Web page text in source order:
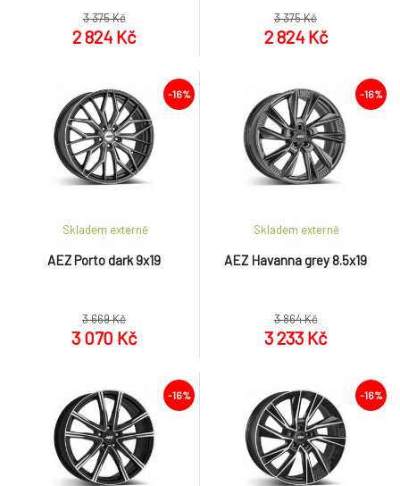
3 375 Kč
2 824 Kč
3 375 Kč
2 824 Kč
-16%
AEZ Porto dark 9x19
Skladem externě
3 669 Kč
3 070 Kč
-16%
AEZ Havanna grey 8.5x19
Skladem externě
3 864 Kč
3 233 Kč
-16% -16%